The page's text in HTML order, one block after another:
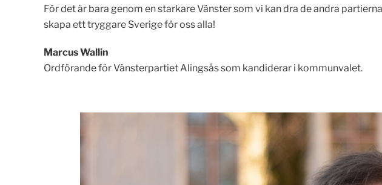
För det är bara genom en starkare Vänster som vi kan dra de andra
skapa ett tryggare Sverige för oss alla!
Marcus Wallin
Ordförande för Vänsterpartiet Alingsås som kandiderar i kommunvalet.